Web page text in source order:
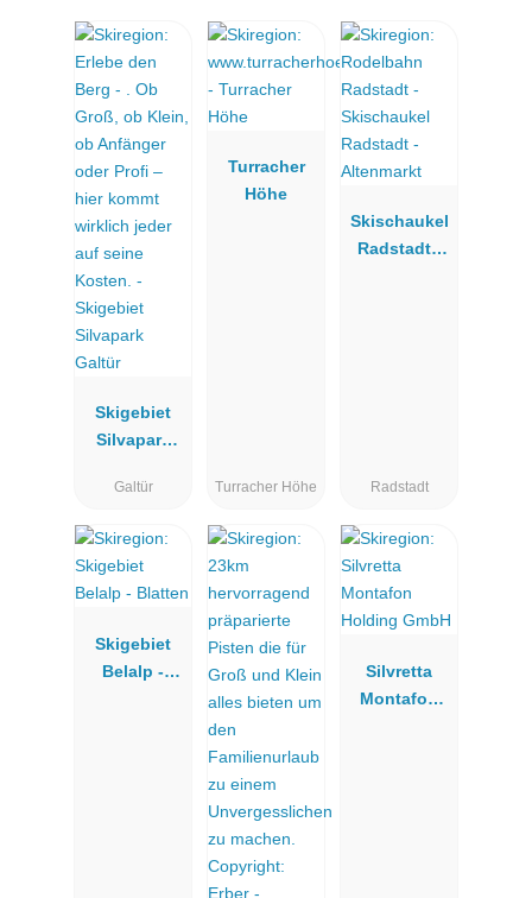
Skigebiet
Silvapark
Galtür
Turracher
Höhe
Turracher Höhe
Skischaukel
Radstadt -
Radstadt
Skigebiet
Belalp -
Silvretta
Montafon